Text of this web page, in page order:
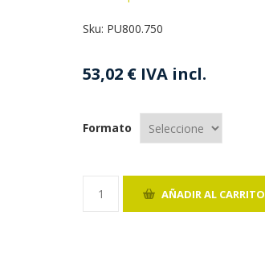
Sku: PU800.750
53,02 € IVA incl.
Formato
AÑADIR AL CARRITO